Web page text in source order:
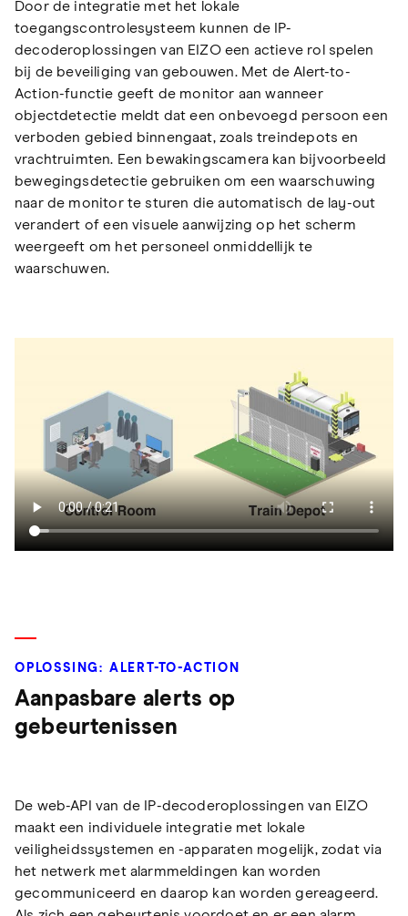
Door de integratie met het lokale
toegangscontrolesysteem kunnen de IP-
decoderoplossingen van EIZO een actieve rol spelen
bij de beveiliging van gebouwen. Met de Alert-to-
Action-functie geeft de monitor aan wanneer
objectdetectie meldt dat een onbevoegd persoon een
verboden gebied binnengaat, zoals treindepots en
vrachtruimten. Een bewakingscamera kan bijvoorbeeld
bewegingsdetectie gebruiken om een waarschuwing
naar de monitor te sturen die automatisch de lay-out
verandert of een visuele aanwijzing op het scherm
weergeeft om het personeel onmiddellijk te
waarschuwen.
OPLOSSING: ALERT-TO-ACTION
Aanpasbare alerts op
gebeurtenissen
De web-API van de IP-decoderoplossingen van EIZO
maakt een individuele integratie met lokale
veiligheidssystemen en -apparaten mogelijk, zodat via
het netwerk met alarmmeldingen kan worden
gecommuniceerd en daarop kan worden gereageerd.